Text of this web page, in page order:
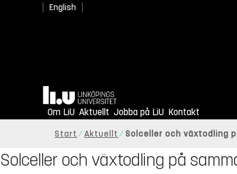
English
Hem
Om LiU Aktuellt Jobba på LiU Kontakt
Start Aktuellt Solceller och växtodling
Solceller och växtodling på